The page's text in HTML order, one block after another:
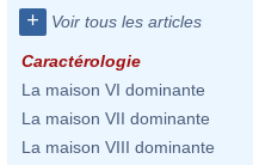
+ Voir tous les articles
Caractérologie
La maison VI dominante
La maison VII dominante
La maison VIII dominante